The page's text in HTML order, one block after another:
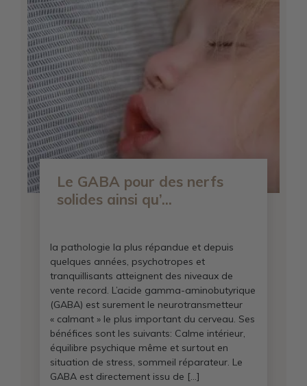
Le GABA pour des nerfs
solides ainsi qu’...
la pathologie la plus répandue et depuis
quelques années, psychotropes et
tranquillisants atteignent des niveaux de
vente record. L’acide gamma-aminobutyrique
(GABA) est surement le neurotransmetteur
« calmant » le plus important du cerveau. Ses
bénéfices sont les suivants: Calme intérieur,
équilibre psychique même et surtout en
situation de stress, sommeil réparateur. Le
GABA est directement issu de […]